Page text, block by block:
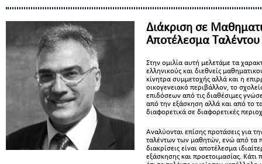
Διάκριση σε
Αποτέλεσμα
Στην ομιλία αυτή μελετάμε τα
ελληνικούς και διεθνείς
κίνητρα συμμετοχής αλλά και η
οικογενειακό περιβάλλον, το
επιδόσεων από τις διαθέσιμες
από την εξάσκηση αλλά και από το
διαφορετικά σε διαφορετικές
Αναλύονται επίσης προτάσεις για
ταλέντων των μαθητών, ενώ από τα
διακρίσεις είναι αποτέλεσμα
εξάσκησης και προετοιμασίας.